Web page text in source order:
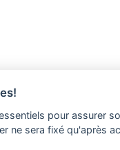
pour assurer
ne sera fixé qu'après